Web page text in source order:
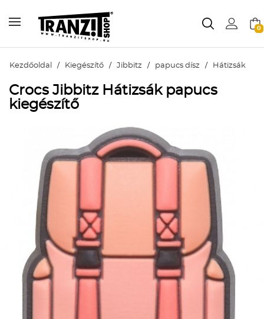
0
Kezdőoldal / Kiegészítő / Jibbitz / papucs dísz / Hátizsák
Crocs Jibbitz Hátizsák papucs
kiegészítő